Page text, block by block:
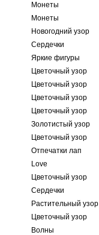
Монеты
Монеты
Новогодний узор
Сердечки
Яркие фигуры
Цветочный узор
Цветочный узор
Цветочный узор
Цветочный узор
Золотистый узор
Цветочный узор
Отпечатки лап
Love
Цветочный узор
Сердечки
Растительный узор
Цветочный узор
Волны